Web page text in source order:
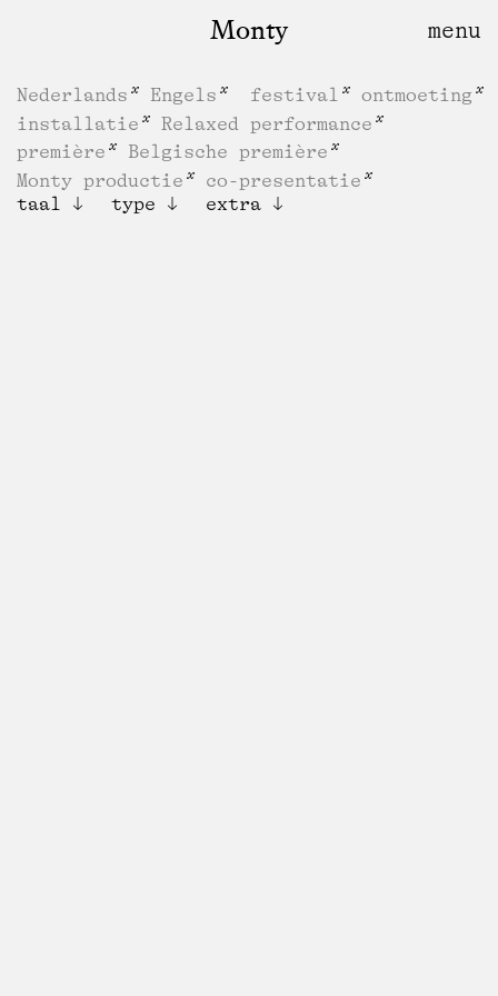
Monty
Nederlands Engels festival
ontmoeting
installatie
Relaxed performance
première
Belgische première
Monty productie
co-presentatie
taal
type extra